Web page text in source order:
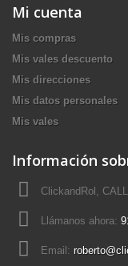
Mi cuenta
Mis compras
Mis vales descuento
Mis direcciones
Mis datos personales
Mis vales
Información
ClickandRol,
Llámanos ahora:
Email: